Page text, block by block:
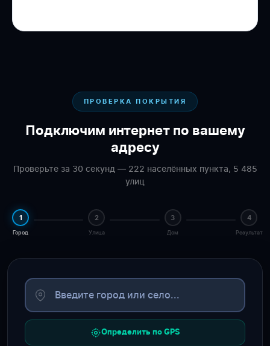
ПРОВЕРКА ПОКРЫТИЯ
Подключим интернет по вашему
адресу
Проверьте за 30 секунд — 222 населённых пункта, 5 485
улиц
1
Город
2
Улица
3
Дом
4
Результат
Определить по GPS